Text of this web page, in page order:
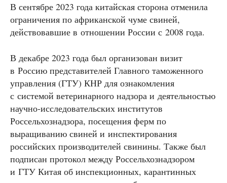
В сентябре 2023 года китайская сторона отменила
ограничения по африканской чуме свиней,
действовавшие в отношении России с 2008 года.
В декабре 2023 года был организован визит
в Россию представителей Главного таможенного
управления (ГТУ) КНР для ознакомления
с системой ветеринарного надзора и деятельностью
научно-исследовательских институтов
Россельхознадзора, посещения ферм по
выращиванию свиней и инспектирования
российских производителей свинины. Также был
подписан протокол между Россельхознадзором
и ГТУ Китая об инспекционных, карантинных